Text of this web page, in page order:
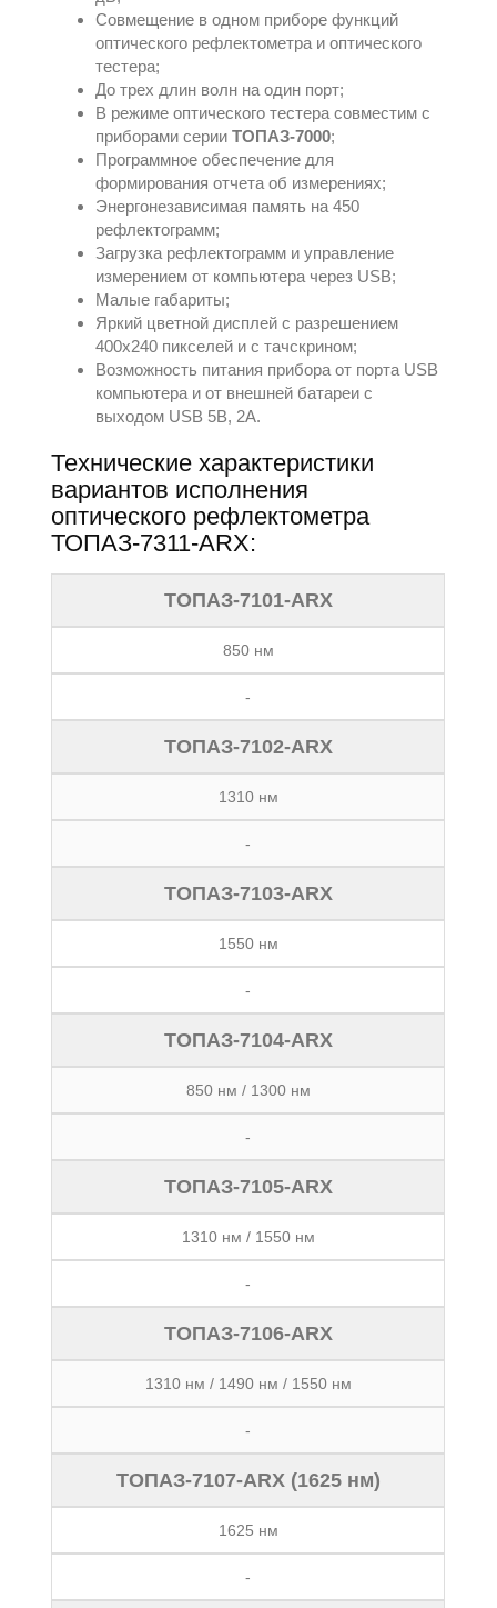
Совмещение в одном приборе функций
оптического рефлектометра и оптического
тестера;
До трех длин волн на один порт;
В режиме оптического тестера совместим с
приборами серииТОПАЗ-7000;
Программное обеспечение для
формирования отчета об измерениях;
Энергонезависимая память на 450
рефлектограмм;
Загрузка рефлектограмм и управление
измерением от компьютера через USB;
Малые габариты;
Яркий цветной дисплей с разрешением
400х240 пикселей и с тачскрином;
Возможность питания прибора от порта USB
компьютера и от внешней батареи с
выходом USB 5В, 2А.
Технические характеристики
вариантов исполнения
оптического рефлектометра
ТОПАЗ-7311-ARX:
ТОПАЗ-7101-ARX
850 нм
-
ТОПАЗ-7102-ARX
1310 нм
-
ТОПАЗ-7103-ARX
1550 нм
-
ТОПАЗ-7104-ARX
850 нм / 1300 нм
-
ТОПАЗ-7105-ARX
1310 нм / 1550 нм
-
ТОПАЗ-7106-ARX
1310 нм / 1490 нм / 1550 нм
-
ТОПАЗ-7107-ARX (1625 нм)
1625 нм
-